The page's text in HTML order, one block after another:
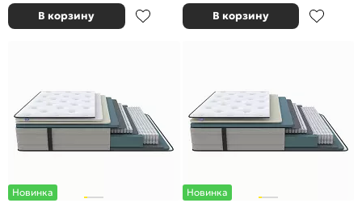
В корзину В корзину
Новинка
Новинка